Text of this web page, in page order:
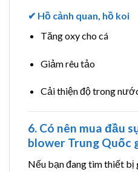
✔ Hồ cảnh quan, hồ koi
Tăng oxy cho cá
Giảm rêu tảo
Cải thiện độ trong
6. Có nên mua đầu
blower Trung Quốc
Nếu bạn đang tìm thiết bị